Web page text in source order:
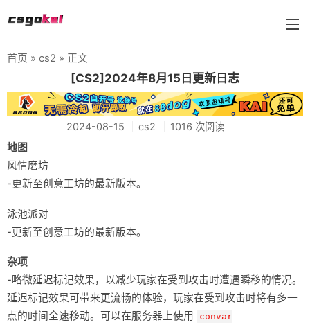
farmskins
88dog
flamecases
首页 » cs2 » 正文
[CS2]2024年8月15日更新日志
2024-08-15 cs2 1016 次阅读
地图
风情磨坊
-更新至创意工坊的最新版本。
泳池派对
-更新至创意工坊的最新版本。
杂项
-略微延迟标记效果，以减少玩家在受到攻击时遭遇瞬移的情况。
延迟标记效果可带来更流畅的体验，玩家在受到攻击时将有多一
点的时间全速移动。可以在服务器上使用
convar